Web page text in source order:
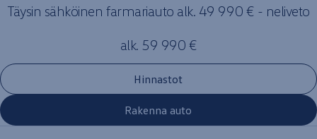
Täysin sähköinen farmari­auto alk. 49 990 € - neliveto
alk. 59 990 €
Hinnastot
Rakenna auto